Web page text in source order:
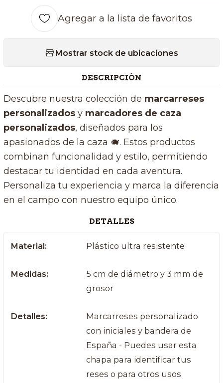
Agregar a la lista de favoritos
Mostrar stock de ubicaciones
DESCRIPCIÓN
Descubre nuestra colección de marcarreses
personalizadosy marcadores de caza
personalizados, diseñados para los
apasionados de la caza 🐗. Estos productos
combinan funcionalidad y estilo, permitiendo
destacar tu identidad en cada aventura.
Personaliza tu experiencia y marca la diferencia
en el campo con nuestro equipo único.
DETALLES
Material: Plástico ultra resistente
Medidas:
5 cm de diámetro y 3 mm de
grosor
Detalles:
Marcarreses personalizado
con iniciales y bandera de
España - Puedes usar esta
chapa para identificar tus
reses o para otros usos